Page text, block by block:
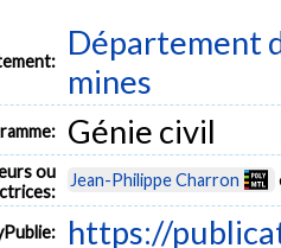
utilisée dans une poutre
par les fibres augmente
d’augmenter les
2001). L’utilisation de BFHP
des poutres (Li et al., 2020;
leur résistance en
Thomas & Ramaswamy,
mécaniques procurées
Département
mines
Génie civil
ou
Jean-Philippe Charron
https://